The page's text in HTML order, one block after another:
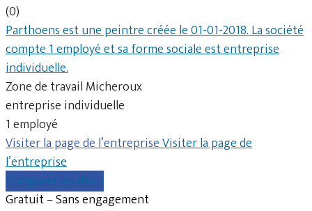
(0)
Parthoens est une peintre créée le 01-01-2018. La société
compte 1 employé et sa forme sociale est entreprise
individuelle.
Zone de travail Micheroux
entreprise individuelle
1 employé
Visiter la page de l’entrepriseVisiter la page de
l’entreprise
Comparer les devis
Gratuit – Sans engagement